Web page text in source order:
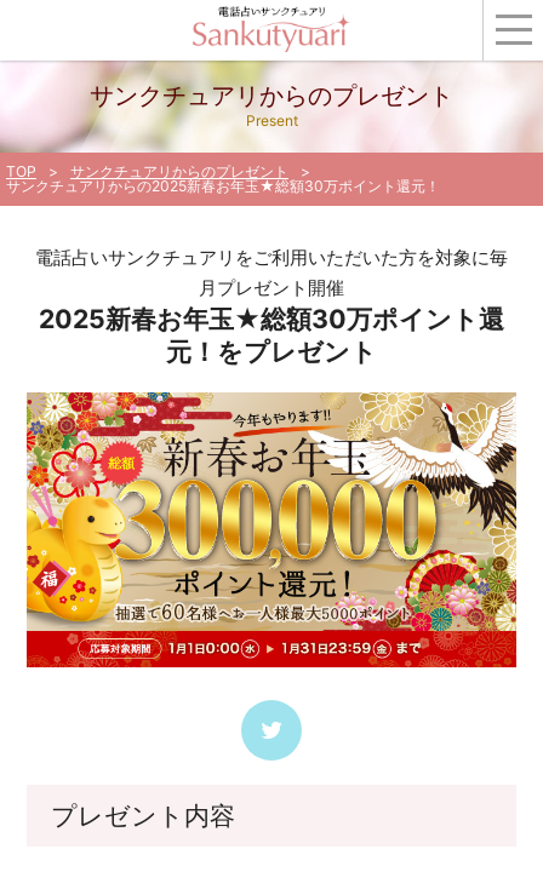
サンクチュアリからのプレゼント
Present
TOP
サンクチュアリからのプレゼント
サンクチュアリからの2025新春お年玉★総額30万ポイント還元！
電話占いサンクチュアリをご利用いただいた方を対象に毎
月プレゼント開催
2025新春お年玉★総額30万ポイント還
元！をプレゼント
プレゼント内容